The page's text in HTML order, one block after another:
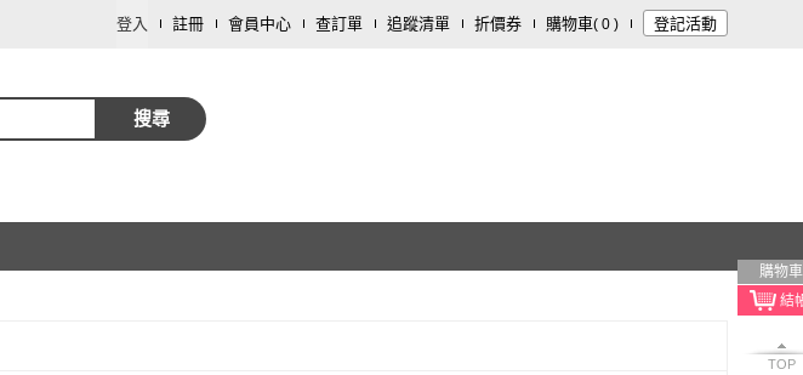
登入 註冊 會員中心 查訂單 追蹤清單 折價券 購物車( 0 ) 登記活動
搜尋
購物車
TOP